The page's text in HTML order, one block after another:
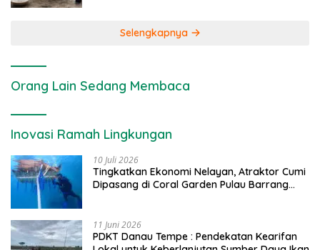
Selengkapnya
Orang Lain Sedang Membaca
Inovasi Ramah Lingkungan
10 Juli 2026
Tingkatkan Ekonomi Nelayan, Atraktor Cumi
Dipasang di Coral Garden Pulau Barrang
11 Juni 2026
PDKT Danau Tempe : Pendekatan Kearifan